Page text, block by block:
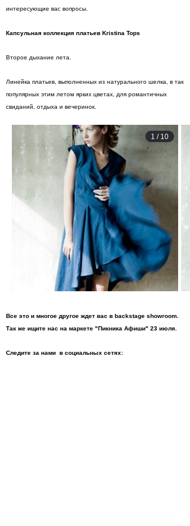
интересующие вас вопросы.
Капсульная коллекция платьев Kristina Tops
Второе дыхание лета.
Линейка платьев, выполненных из натурального шелка, в так
популярных этим летом ярких цветах, для романтичных
свиданий, отдыха и вечеринок.
1 / 10
Все это и многое другое ждет вас в backstage showroom.
Так же ищите нас на маркете "Пикника Афиши" 23 июля.
Следите за нами в социальных сетях: